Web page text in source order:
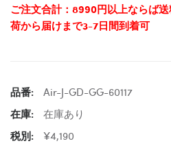
ご注文合計：8990円以上ならば
荷から届けまで3-7日間到着可
品番:
Air-J-GD-GG-60117
在庫:
在庫あり
税別:
¥4,190